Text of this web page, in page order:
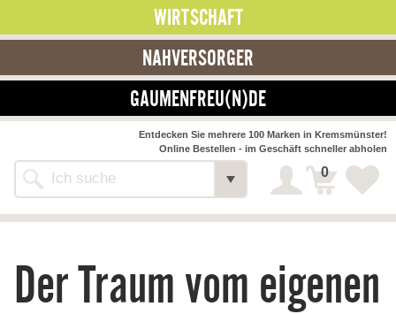
WIRTSCHAFT
NAHVERSORGER
GAUMENFREU(N)DE
Alle Webseiten
Entdecken Sie mehrere 100 Marken in Kremsmünster!
Online Bestellen - im Geschäft schneller abholen
0
Der Traum vom eigenen